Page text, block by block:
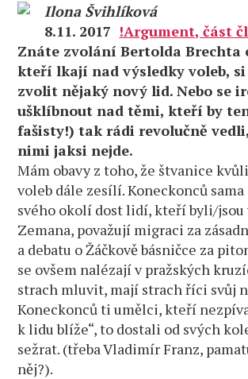
Ilona Švihlíková
8.11. 2017 !Argument, část
Znáte zvolání Bertolda Brechta
kteří lkají nad výsledky voleb,
zvolit nějaký nový lid. Nebo se
ušklíbnout nad těmi, kteří by
fašisty!) tak rádi revolučně
nimi jaksi nejde.
Mám obavy z toho, že štvanice
voleb dále zesílí. Koneckonců sama
svého okolí dost lidí, kteří byli/jsou
Zemana, považují migraci za
a debatu o Žáčkově básničce za
se ovšem nalézají v pražských
strach mluvit, mají strach říci svůj
Koneckonců ti umělci, kteří
k lidu blíže“, to dostali od svých
sežrat. (třeba Vladimír Franz,
něj?).